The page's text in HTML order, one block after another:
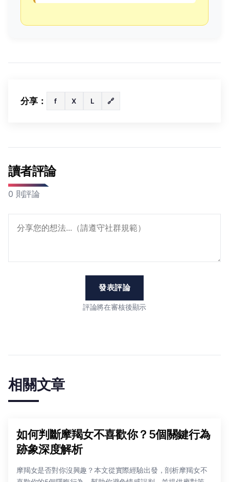
分享： f X L 🔗
讀者評論
0 則評論
發表評論
評論將在審核後顯示
相關文章
如何判斷摩羯女不喜歡你？5個關鍵行為
跡象深度解析
摩羯女是否對你沒興趣？本文從實際經驗出發，剖析摩羯女不